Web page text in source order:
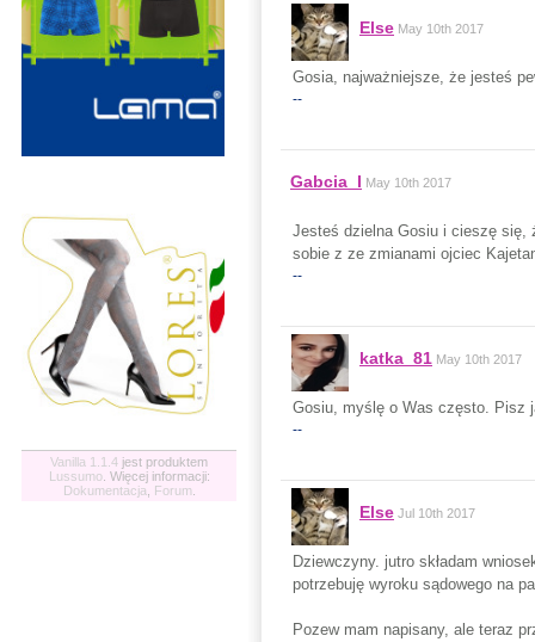
Vanilla 1.1.4 jest produktem
Lussumo. Więcej informacji:
Dokumentacja
Forum
Else May 10th 2017
Gosia, najważniejsze, że jesteś
--
Gabcia_I May 10th 2017
Jesteś dzielna Gosiu i cieszę się,
sobie z ze zmianami ojciec
--
katka_81 May 10th 2017
Gosiu, myślę o Was często. Pisz
--
Else Jul 10th 2017
Dziewczyny. jutro składam
potrzebuję wyroku sądowego na
Pozew mam napisany, ale teraz